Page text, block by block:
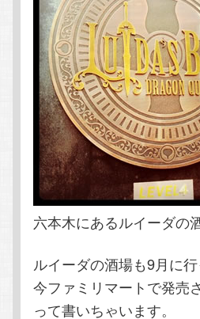
ン
ツ
へ
移
動
ツ
へ
移
動
六本木にあるルイーダの
ルイーダの酒場も9月に
今ファミリマートで発売
って書いちゃいます。